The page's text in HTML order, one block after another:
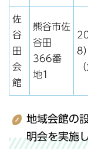
佐
谷
田
会
館
熊谷市佐
谷田
366番
地1
8
地域会館の
明会を実施